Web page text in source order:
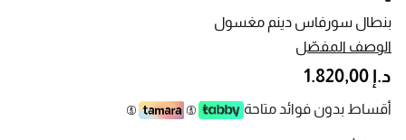
بنطال سورفاس دينم مغسول
الوصف المفصّل
د.إ 1.820,00
أقساط بدون فوائد متاحة